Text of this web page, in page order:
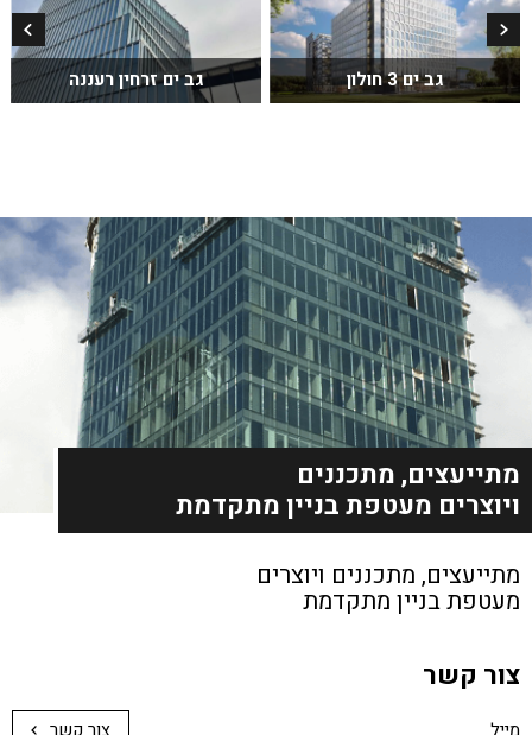
גב ים 3 חולון גב ים זרחין רעננה
מתייעצים, מתכננים
ויוצרים מעטפת בניין מתקדמת
מתייעצים, מתכננים ויוצרים
מעטפת בניין מתקדמת
צור קשר